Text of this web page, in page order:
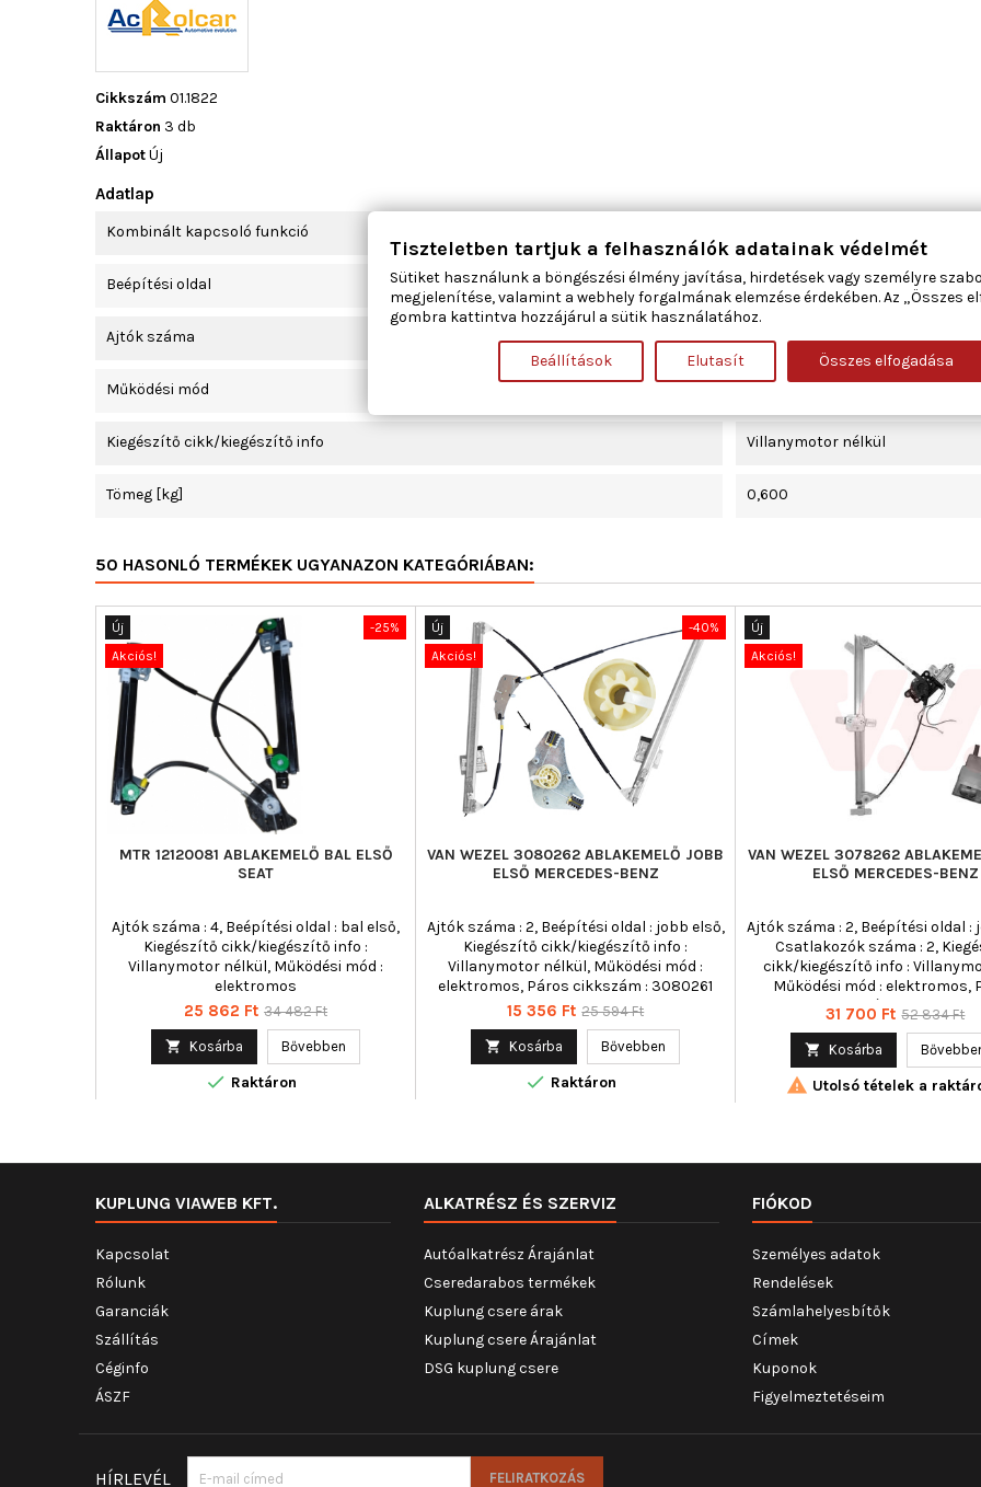
Cikkszám 01.1822
Raktáron 3 db
ÁllapotÚj
Adatlap
Kombinált kapcsoló funkció
Beépítési oldal jobb hátsó
Ajtók száma 4
Működési mód
Kiegészítő cikk/kiegészítő info Villanymotor nélkül
Tömeg [kg] 0,600
50 HASONLÓ TERMÉKEK UGYANAZON KATEGÓRIÁBAN:
-25%
Új
Akciós!
MTR 12120081 ABLAKEMELŐ BAL ELSŐ
SEAT
Ajtók száma : 4, Beépítési oldal : bal első,
Kiegészítő cikk/kiegészítő info :
Villanymotor nélkül, Működési mód :
elektromos
Ár
25 862 Ft Normál
34 482 Ft
 Kosárba Bővebben
 Raktáron
-40%
Új
Akciós!
VAN WEZEL 3080262 ABLAKEMELŐ JOBB
ELSŐ MERCEDES-BENZ
Ajtók száma : 2, Beépítési oldal : jobb első,
Kiegészítő cikk/kiegészítő info :
Villanymotor nélkül, Működési mód :
elektromos, Páros cikkszám : 3080261
Ár
15 356 Ft Normál
25 594 Ft
 Kosárba Bővebben
 Raktáron
Új
Akciós!
VAN WEZEL 3078262
ELSŐ MERCEDES-BENZ
Ajtók száma : 2, Beépítési oldal :
Csatlakozók száma : 2,
cikk/kiegészítő info :
Működési mód : elektromos,
cikkszám : 3078261
Ár
31 700 Ft Normál
52 834 Ft
 Kosárba
 Utolsó tételek a
KUPLUNG VIAWEB KFT.
Kapcsolat
Rólunk
Garanciák
Szállítás
Céginfo
ÁSZF
ALKATRÉSZ ÉS SZERVIZ
Autóalkatrész Árajánlat
Cseredarabos termékek
Kuplung csere árak
Kuplung csere Árajánlat
DSG kuplung csere
FIÓKOD
Személyes adatok
Rendelések
Számlahelyesbítők
Címek
Kuponok
Figyelmeztetéseim
HÍRLEVÉL
Tiszteletben tartjuk a felhasználók adatainak védelmét
Sütiket használunk a böngészési élmény javítása, hirdetések vagy személyre
megjelenítése, valamint a webhely forgalmának elemzése érdekében. Az „Összes
gombra kattintva hozzájárul a sütik használatához.
Beállítások Elutasít Összes elfogadása